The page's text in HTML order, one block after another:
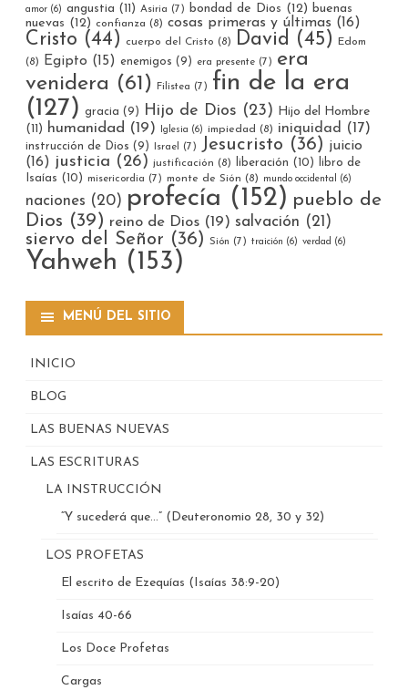
amor (6) angustia (11) Asiria (7) bondad de Dios (12) buenas
nuevas (12) confianza (8) cosas primeras y últimas (16)
Cristo (44) cuerpo del Cristo (8) David (45)
Edom
(8)
Egipto (15) enemigos (9) era presente (7) era
venidera (61) Filistea (7) fin de la era
(127) gracia (9) Hijo de Dios (23)
Hijo del Hombre
(11)
humanidad (19) Iglesia (6) impiedad (8) iniquidad (17)
instrucción de Dios (9) Israel (7) Jesucristo (36) juicio
(16) justicia (26) justificación (8) liberación (10)
libro de
Isaías (10) misericordia (7) monte de Sión (8) mundo occidental (6)
naciones (20) profecía (152) pueblo de
Dios (39) reino de Dios (19) salvación (21)
siervo del Señor (36) Sión (7) traición (6) verdad (6)
Yahweh (153)
MENÚ DEL SITIO
INICIO
BLOG
LAS BUENAS NUEVAS
LAS ESCRITURAS
LA INSTRUCCIÓN
“Y sucederá que…” (Deuteronomio 28, 30 y 32)
LOS PROFETAS
El escrito de Ezequías (Isaías 38:9-20)
Isaías 40-66
Los Doce Profetas
Cargas